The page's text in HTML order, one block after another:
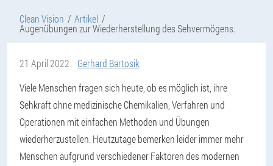
Clean Vision Artikel
Augenübungen zur Wiederherstellung des Sehvermögens.
21 April 2022
Gerhard Bartosik
Viele Menschen fragen sich heute, ob es möglich ist, ihre
Sehkraft ohne medizinische Chemikalien, Verfahren und
Operationen mit einfachen Methoden und Übungen
wiederherzustellen. Heutzutage bemerken leider immer mehr
Menschen aufgrund verschiedener Faktoren des modernen